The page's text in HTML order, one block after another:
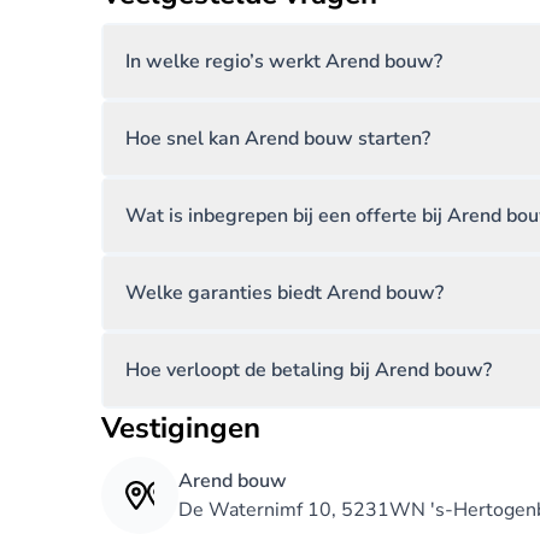
In welke regio’s werkt Arend bouw?
Hoe snel kan Arend bouw starten?
Wat is inbegrepen bij een offerte bij Arend
Welke garanties biedt Arend bouw?
Hoe verloopt de betaling bij Arend bouw?
Vestigingen
Arend bouw
De Waternimf 10, 5231WN 's-